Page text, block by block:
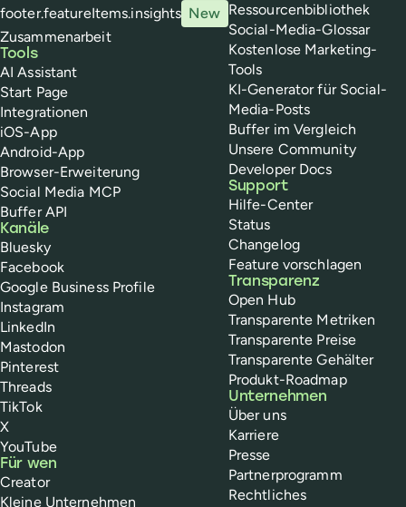
footer.featureItems.insights New
Zusammenarbeit
Tools
AI Assistant
Start Page
Integrationen
iOS-App
Android-App
Browser-Erweiterung
Social Media MCP
Buffer API
Kanäle
Bluesky
Facebook
Google Business Profile
Instagram
LinkedIn
Mastodon
Pinterest
Threads
TikTok
X
YouTube
Für wen
Creator
Kleine Unternehmen
Ressourcenbibliothek
Social-Media-Glossar
Kostenlose Marketing-
Tools
KI-Generator für Social-
Media-Posts
Buffer im Vergleich
Unsere Community
Developer Docs
Support
Hilfe-Center
Status
Changelog
Feature vorschlagen
Transparenz
Open Hub
Transparente Metriken
Transparente Preise
Transparente Gehälter
Produkt-Roadmap
Unternehmen
Über uns
Karriere
Presse
Partnerprogramm
Rechtliches